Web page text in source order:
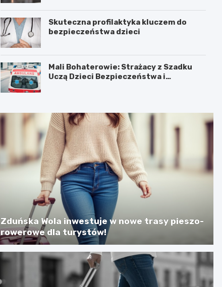
Skuteczna profilaktyka kluczem do
bezpieczeństwa dzieci
Mali Bohaterowie: Strażacy z Szadku
Uczą Dzieci Bezpieczeństwa i
Zduńska Wola inwestuje w nowe trasy pieszo-
rowerowe dla turystów!